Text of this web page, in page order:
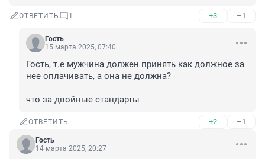
ОТВЕТИТЬ 1 +3 –1
Гость
15 марта 2025, 07:40
Гость, т.е мужчина должен принять как должное за
нее оплачивать, а она не должна?
что за двойные стандарты
ОТВЕТИТЬ +2 –1
Гость
14 марта 2025, 20:27